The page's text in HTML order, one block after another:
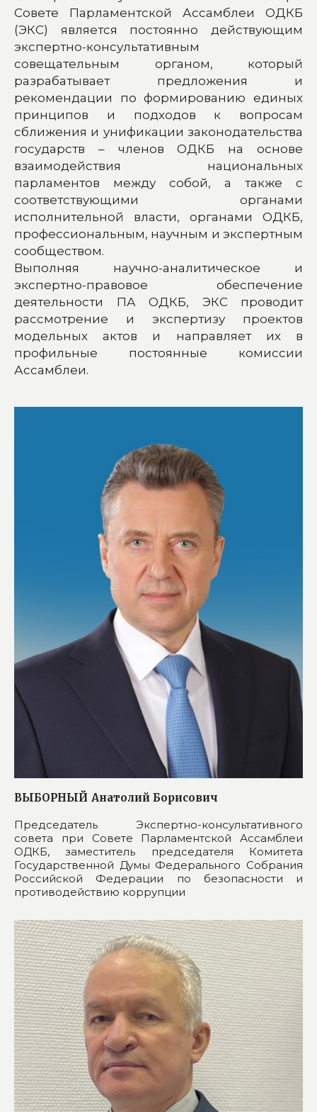
Совете Парламентской Ассамблеи ОДКБ
(ЭКС) является постоянно действующим
экспертно-консультативным
совещательным органом, который
разрабатывает предложения и
рекомендации по формированию единых
принципов и подходов к вопросам
сближения и унификации законодательства
государств – членов ОДКБ на основе
взаимодействия национальных
парламентов между собой, а также с
соответствующими органами
исполнительной власти, органами ОДКБ,
профессиональным, научным и экспертным
сообществом.
Выполняя научно-аналитическое и
экспертно-правовое обеспечение
деятельности ПА ОДКБ, ЭКС проводит
рассмотрение и экспертизу проектов
модельных актов и направляет их в
профильные постоянные комиссии
Ассамблеи.
ВЫБОРНЫЙ Анатолий Борисович
Председатель Экспертно-консультативного
совета при Совете Парламентской Ассамблеи
ОДКБ, заместитель председателя Комитета
Государственной Думы Федерального Собрания
Российской Федерации по безопасности и
противодействию коррупции